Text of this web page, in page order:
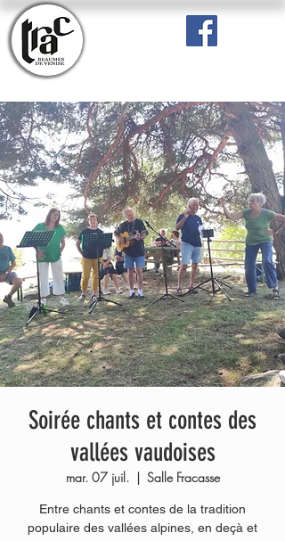
Soirée chants et contes des
vallées vaudoises
mar. 07 juil.
  |
Salle Fracasse
Entre chants et contes de la tradition
populaire des vallées alpines, en deçà et